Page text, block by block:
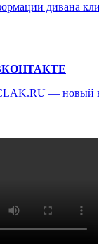
дивана
— новый